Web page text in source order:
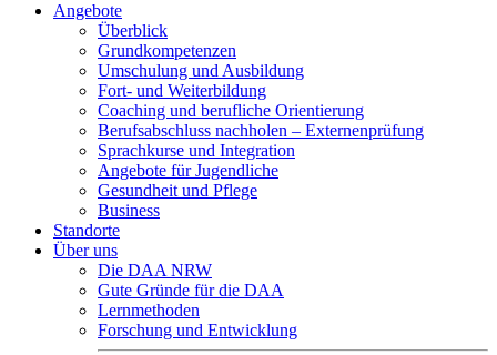
Angebote
Überblick
Grundkompetenzen
Umschulung und Ausbildung
Fort- und Weiterbildung
Coaching und berufliche Orientierung
Berufsabschluss nachholen – Externenprüfung
Sprachkurse und Integration
Angebote für Jugendliche
Gesundheit und Pflege
Business
Standorte
Über uns
Die DAA NRW
Gute Gründe für die DAA
Lernmethoden
Forschung und Entwicklung